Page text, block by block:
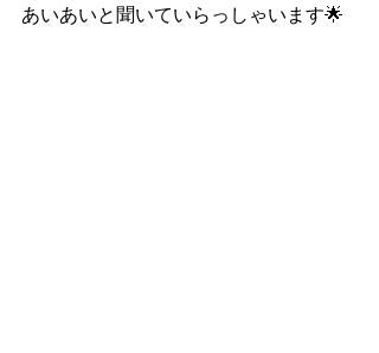
あいあいと聞いていらっしゃいます🌟